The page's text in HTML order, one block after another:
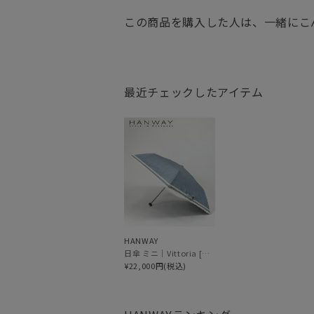
この商品を購入した人は、一緒に
最近チェックしたアイテム
HANWAY
日傘 ミニ｜Vittoria [HANWAY]
¥22,000円(税込)